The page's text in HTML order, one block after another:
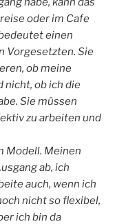
oder im Cafe
einen
Vorgesetzten. Sie
ob meine
nicht, ob ich die
Sie müssen
zu arbeiten und
Modell. Meinen
ab, ich
auch, wenn ich
nicht so flexibel,
ich bin da